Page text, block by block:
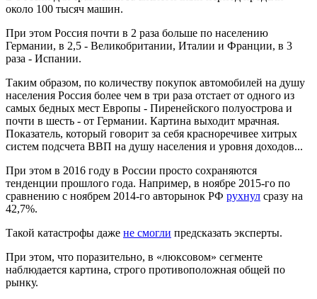
около 100 тысяч машин.
При этом Россия почти в 2 раза больше по населению
Германии, в 2,5 - Великобритании, Италии и Франции, в 3
раза - Испании.
Таким образом, по количеству покупок автомобилей на душу
населения Россия более чем в три раза отстает от одного из
самых бедных мест Европы - Пиренейского полуострова и
почти в шесть - от Германии. Картина выходит мрачная.
Показатель, который говорит за себя красноречивее хитрых
систем подсчета ВВП на душу населения и уровня доходов...
При этом в 2016 году в России просто сохраняются
тенденции прошлого года. Например, в ноябре 2015-го по
сравнению с ноябрем 2014-го авторынок РФ рухнул сразу на
42,7%.
Такой катастрофы даже не смогли предсказать эксперты.
При этом, что поразительно, в «люксовом» сегменте
наблюдается картина, строго противоположная общей по
рынку.